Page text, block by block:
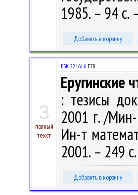
1985. – 94 с.
Добавить в корзину
3
полный
текст
ББК 22.161.6 Е78
Еругинские
: тезисы
2001 г. /
Ин-т
2001. – 249
Добавить в корзину